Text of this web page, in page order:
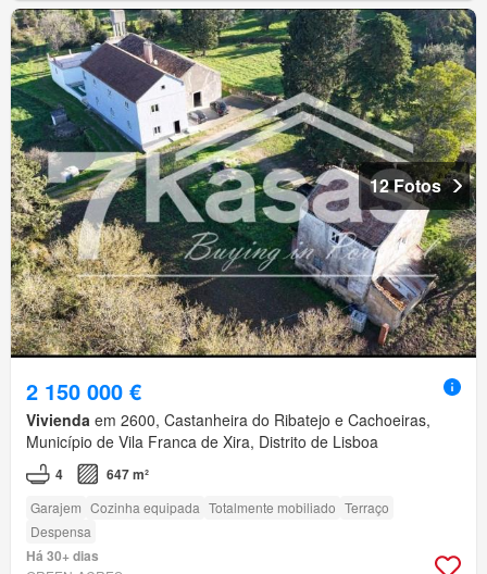
12 Fotos
2 150 000 €
Vivienda em 2600, Castanheira do Ribatejo e Cachoeiras,
Município de Vila Franca de Xira, Distrito de Lisboa
4 647 m²
Garajem Cozinha equipada Totalmente mobiliado Terraço
Despensa
Há 30+ dias